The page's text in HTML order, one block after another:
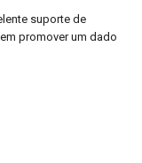
suporte de
promover um dado